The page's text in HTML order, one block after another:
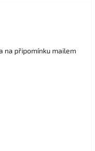
na připomínku mailem